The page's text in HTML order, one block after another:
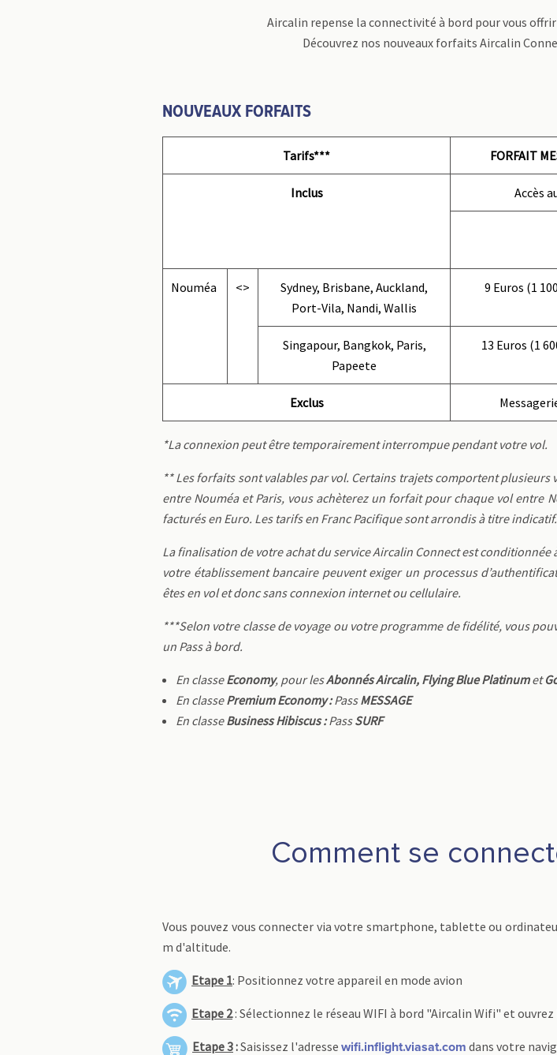
Aircalin repense la connectivité à bord pour vous
Découvrez nos nouveaux forfaits Aircalin
NOUVEAUX FORFAITS
Tarifs*** FORFAIT
Inclus Accès
Nouméa <>
Sydney, Brisbane, Auckland,
Port-Vila, Nandi, Wallis
9 Euros (1
Singapour, Bangkok, Paris,
Papeete
13 Euros (1
Exclus
*La connexion peut être temporairement interrompue pendant votre vol.
** Les forfaits sont valables par vol. Certains trajets comportent plusieurs
entre Nouméa et Paris, vous achèterez un forfait pour chaque vol entre
facturés en Euro. Les tarifs en Franc Pacifique sont arrondis à titre indicatif.
La finalisation de votre achat du service Aircalin Connect est
votre établissement bancaire peuvent exiger un processus
êtes en vol et donc sans connexion internet ou cellulaire.
***Selon votre classe de voyage ou votre programme de fidélité, vous
un Pass à bord.
En classeEconomy, pour lesAbonnés Aircalin, Flying Blue Platinumet
En classePremium Economy :PassMESSAGE
En classeBusiness Hibiscus :PassSURF
Comment se
Vous pouvez vous connecter via votre smartphone, tablette ou
m d'altitude.
Etape 1: Positionnez votre appareil en mode avion
Etape 2: Sélectionnez le réseau WIFI à bord "Aircalin Wifi" et
Etape 3:Saisissez l'adresse wifi.inflight.viasat.com dans votre